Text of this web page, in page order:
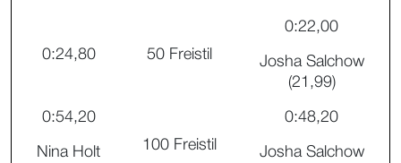
0:24,80 50 Freistil
0:22,00
Josha Salchow
(21,99)
0:54,20
Nina Holt 100 Freistil
0:48,20
Josha Salchow